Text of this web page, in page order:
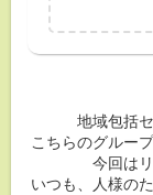
地域包括
こちらのグルー
今回は
いつも、人様の